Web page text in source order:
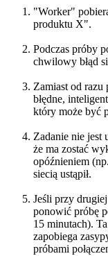
"Worker"
produktu X".
Podczas próby
chwilowy błąd
Zamiast od razu
błędne,
który może być
Zadanie nie jest
że ma zostać
opóźnieniem
siecią ustąpił.
Jeśli przy
ponowić próbę
15 minutach).
zapobiega
próbami